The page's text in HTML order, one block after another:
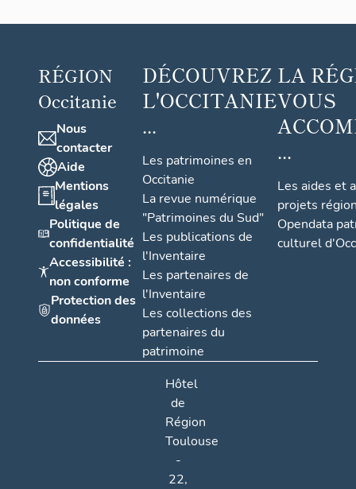
RÉGION
Occitanie
Nous
contacter
Aide
Mentions
légales
Politique de
confidentialité
Accessibilité :
non conforme
Protection des
données
DÉCOUVREZ
L'OCCITANIE
...
Les patrimoines en
Occitanie
La revue numérique
"Patrimoines du Sud"
Les publications de
l'Inventaire
Les partenaires de
l'Inventaire
Les collections des
partenaires du
patrimoine
LA
VOUS
...
Les aides et
projets
Opendata
culturel
Hôtel
de
Région
Toulouse
-
22,